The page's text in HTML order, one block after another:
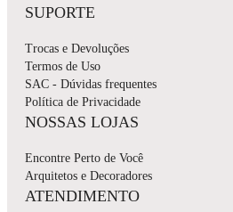
SUPORTE
Trocas e Devoluções
Termos de Uso
SAC - Dúvidas frequentes
Política de Privacidade
NOSSAS LOJAS
Encontre Perto de Você
Arquitetos e Decoradores
ATENDIMENTO